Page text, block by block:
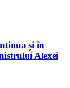
și în
Alexei